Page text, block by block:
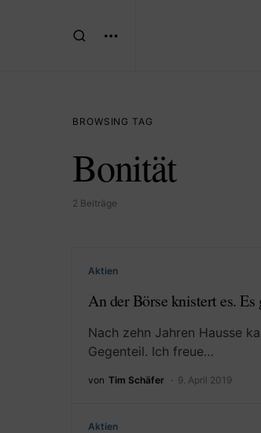
BROWSING TAG
Bonität
2 Beiträge
Aktien
An der Börse knistert es.
Nach zehn Jahren Hausse
Gegenteil. Ich freue…
von Tim Schäfer 9. April 2019
Aktien